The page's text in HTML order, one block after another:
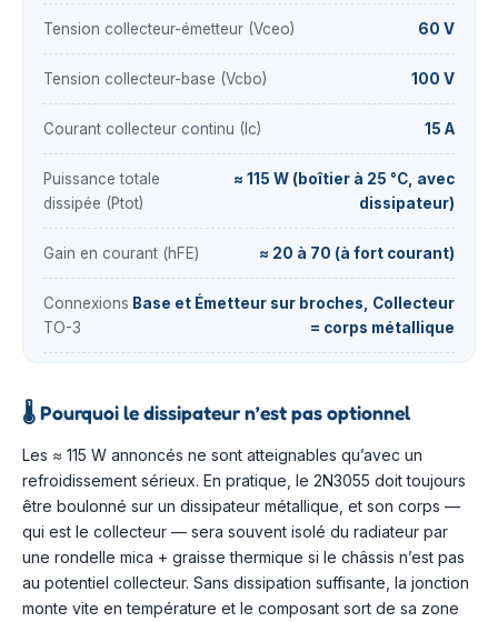
Tension collecteur-émetteur (Vceo) 60 V
Tension collecteur-base (Vcbo) 100 V
Courant collecteur continu (Ic) 15 A
Puissance totale
dissipée (Ptot)
≈ 115 W (boîtier à 25 °C, avec
dissipateur)
Gain en courant (hFE) ≈ 20 à 70 (à fort courant)
Connexions
TO-3
Base et Émetteur sur broches, Collecteur
= corps métallique
🌡️Pourquoi le dissipateur n’est pas optionnel
Les ≈ 115 W annoncés ne sont atteignables qu’avec un
refroidissement sérieux. En pratique, le 2N3055 doit toujours
être boulonné sur un dissipateur métallique, et son corps —
qui est le collecteur — sera souvent isolé du radiateur par
une rondelle mica + graisse thermique si le châssis n’est pas
au potentiel collecteur. Sans dissipation suffisante, la jonction
monte vite en température et le composant sort de sa zone